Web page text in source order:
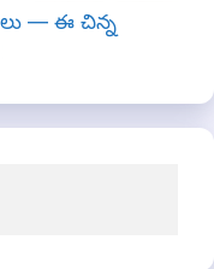
— ఈ చిన్న